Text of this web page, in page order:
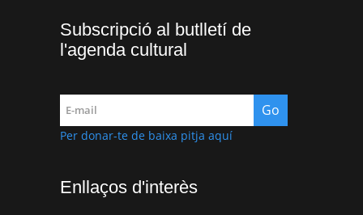
Subscripció al butlletí de
l'agenda cultural
Per donar-te de baixa pitja aquí
Enllaços d'interès